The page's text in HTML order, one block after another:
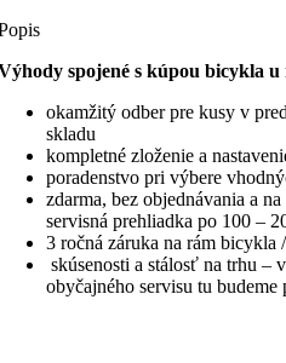
spojené s kúpou bicykla u
okamžitý odber pre kusy v
skladu
kompletné zloženie a
poradenstvo pri výbere
zdarma, bez objednávania a
servisná prehliadka po 100 –
3 ročná záruka na rám bicykla
skúsenosti a stálosť na trhu –
obyčajného servisu tu budeme